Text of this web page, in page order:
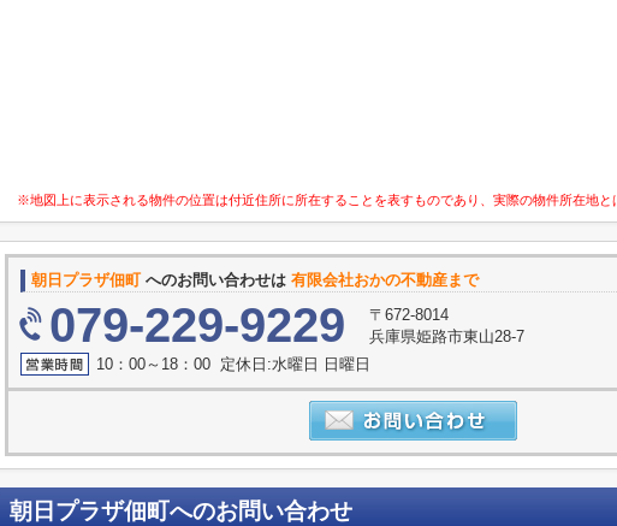
※地図上に表示される物件の位置は付近住所に所在することを表すものであり、実際の物件所在地と
朝日プラザ佃町へのお問い合わせは 有限会社おかの不動産まで
079-229-9229
〒672-8014
兵庫県姫路市東山28-7
10：00～18：00 定休日:水曜日 日曜日
朝日プラザ佃町へのお問い合わせ